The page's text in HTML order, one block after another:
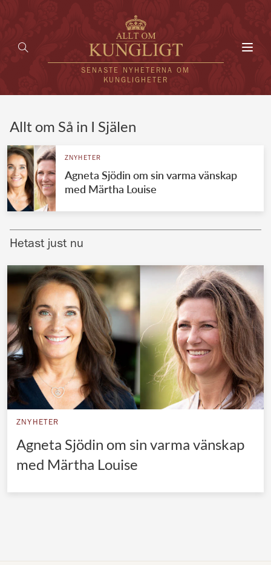
SENASTE NYHETERNA OM
KUNGLIGHETER
UTLÄNDSKT
VÄRLDENS KUNGAHUS
Brittiska kungahuset
Norska kungahuset
Danska kungahuset
Spanska kungahuset
Nederländska kungahuset
Belgiska kungahuset
Jordanska kungahuset
Japanska kejsarhuset
Thailändska kungahuset
Allt om Så in I Själen
ZNYHETER
Agneta Sjödin om sin varma vänskap
med Märtha Louise
Hetast just nu
ZNYHETER
Agneta Sjödin om sin varma vänskap
med Märtha Louise